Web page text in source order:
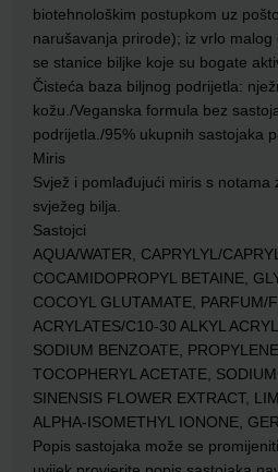
biotehnološkim postupkom uz
narušavanja prirode); iz vrlo
se stanice biljke koje su bogate
Čisteća baza biljnog podrijetla:
kožu./Veganska formula bez
podrijetla./95% ukupnih sastojaka
Miris
Svjež i pomlađujući miris s notama
svježeg bilja.
Sastojci
AQUA/WATER, CAPRYLYL/
COCAMIDOPROPYL BETAINE,
COCOYL GLUTAMATE, PARFUM/
ACRYLATES/C10-30 ALKYL
SODIUM BENZOATE, PROPYLENE
TOCOPHERYL ACETATE,
SINENSIS FLOWER EXTRACT,
ALPHA-ISOMETHYL IONONE,
Popis sastojaka može se